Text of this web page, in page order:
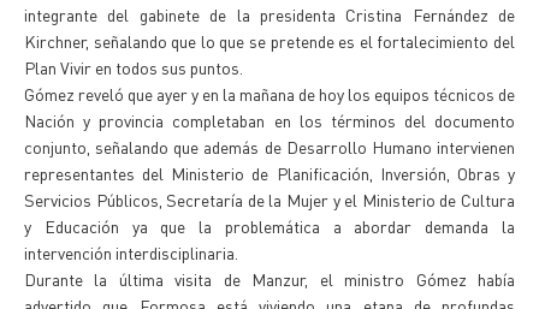
integrante del gabinete de la presidenta Cristina Fernández de
Kirchner, señalando que lo que se pretende es el fortalecimiento del
Plan Vivir en todos sus puntos.
Gómez reveló que ayer y en la mañana de hoy los equipos técnicos de
Nación y provincia completaban en los términos del documento
conjunto, señalando que además de Desarrollo Humano intervienen
representantes del Ministerio de Planificación, Inversión, Obras y
Servicios Públicos, Secretaría de la Mujer y el Ministerio de Cultura
y Educación ya que la problemática a abordar demanda la
intervención interdisciplinaria.
Durante la última visita de Manzur, el ministro Gómez había